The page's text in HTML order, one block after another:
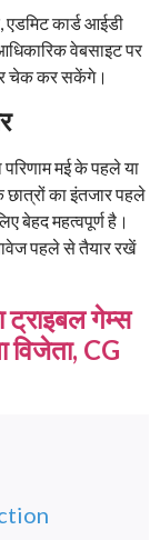
कार्ड आईडी
वेबसाइट पर
चेक कर सकेंगे।
मई के पहले या
छात्रों का इंतजार पहले
बेहद महत्वपूर्ण है।
पहले से तैयार रखें
गेम्स
विजेता, CG